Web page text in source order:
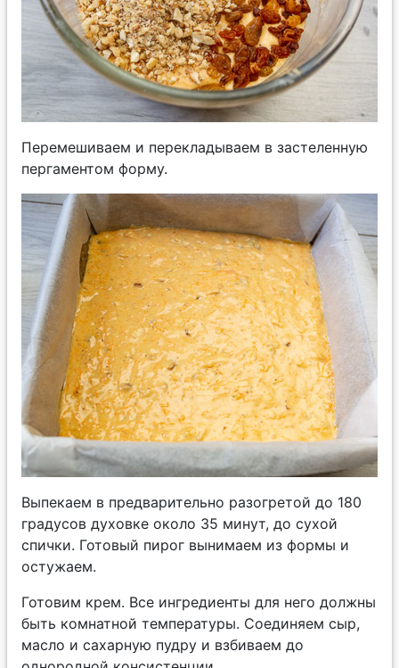
Перемешиваем и перекладываем в застеленную
пергаментом форму.
Выпекаем в предварительно разогретой до 180
градусов духовке около 35 минут, до сухой
спички. Готовый пирог вынимаем из формы и
остужаем.
Готовим крем. Все ингредиенты для него должны
быть комнатной температуры. Соединяем сыр,
масло и сахарную пудру и взбиваем до